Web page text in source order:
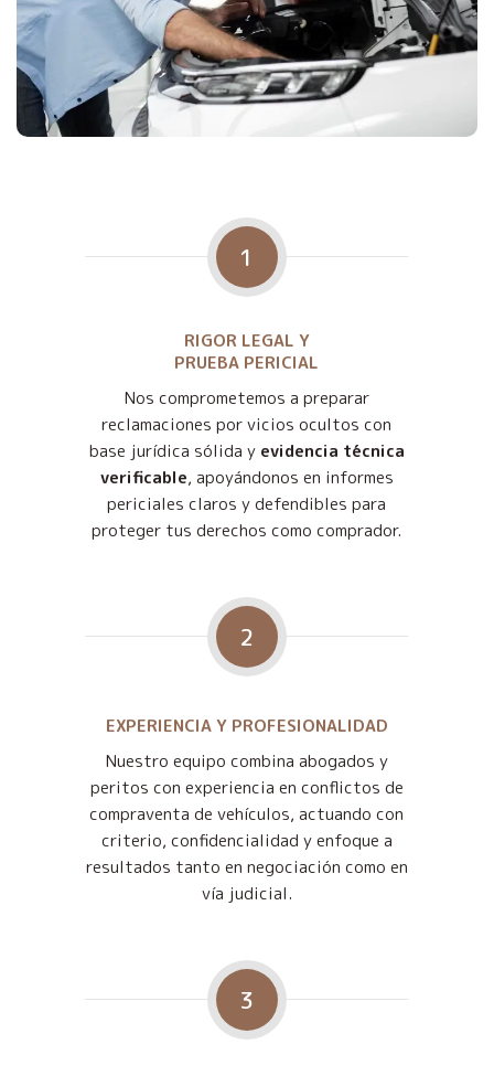
1
RIGOR LEGAL Y
PRUEBA PERICIAL
Nos comprometemos a preparar
reclamaciones por vicios ocultos con
base jurídica sólida y evidencia técnica
verificable, apoyándonos en informes
periciales claros y defendibles para
proteger tus derechos como comprador.
2
EXPERIENCIA Y PROFESIONALIDAD
Nuestro equipo combina abogados y
peritos con experiencia en conflictos de
compraventa de vehículos, actuando con
criterio, confidencialidad y enfoque a
resultados tanto en negociación como en
vía judicial.
3